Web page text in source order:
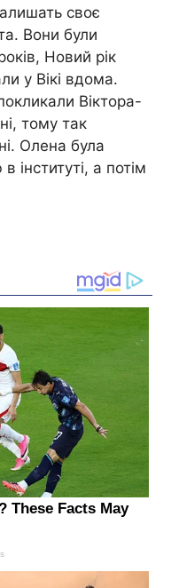
своє
Вони були
Новий рік
у Вікі вдома.
Віктора-
тому так
Олена була
інституті, а потім